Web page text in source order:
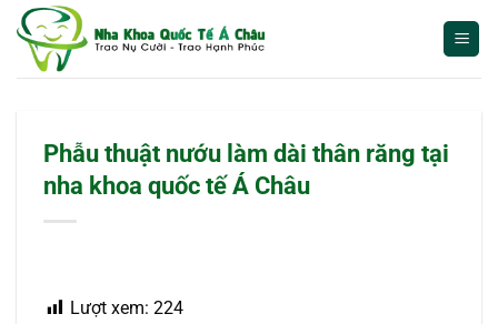
qua
Phẫu thuật nướu làm dài thân răng tại
nha khoa quốc tế Á Châu
Lượt xem: 224